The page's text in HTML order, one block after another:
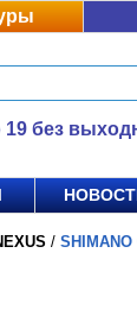
19 без
/ SHIMANO